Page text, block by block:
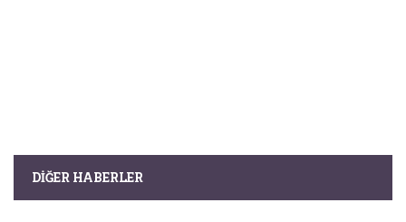
DIĞER HABERLER